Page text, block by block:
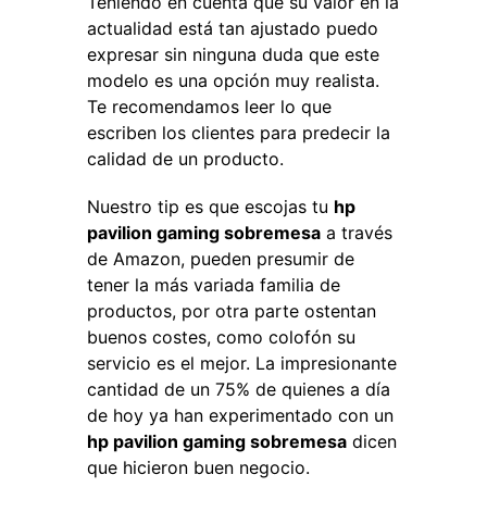
actualidad está tan ajustado puedo
expresar sin ninguna duda que este
modelo es una opción muy realista.
Te recomendamos leer lo que
escriben los clientes para predecir la
calidad de un producto.
Nuestro tip es que escojas tu hp
pavilion gaming sobremesa a través
de Amazon, pueden presumir de
tener la más variada familia de
productos, por otra parte ostentan
buenos costes, como colofón su
servicio es el mejor. La impresionante
cantidad de un 75% de quienes a día
de hoy ya han experimentado con un
hp pavilion gaming sobremesa dicen
que hicieron buen negocio.